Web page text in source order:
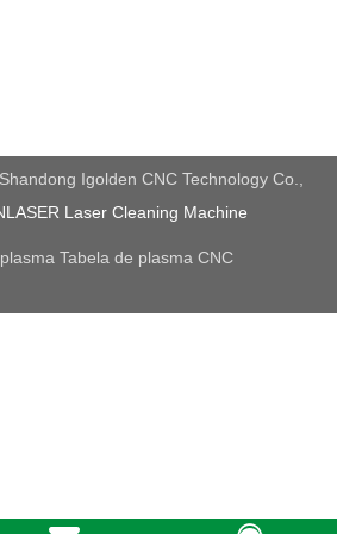
Igolden CNC Technology Co.,
Laser Cleaning Machine
Tabela de plasma CNC